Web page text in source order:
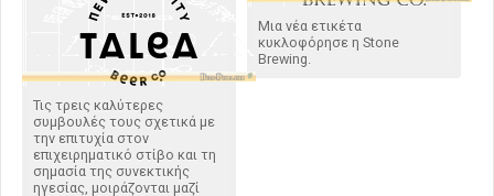
Τις τρεις καλύτερες
συμβουλές τους σχετικά με
την επιτυχία στον
επιχειρηματικό στίβο και τη
σημασία της συνεκτικής
ηγεσίας, μοιράζονται μαζί
Μια νέα ετικέτα
κυκλοφόρησε η Stone
Brewing.